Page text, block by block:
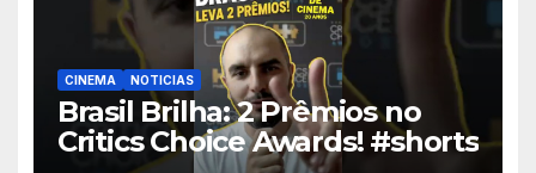
CINEMA NOTICIAS
Brasil Brilha: 2 Prêmios no
Critics Choice Awards! #shorts